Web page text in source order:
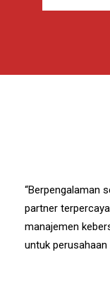
“Berpengalaman
partner
manajemen
untuk perusahaan